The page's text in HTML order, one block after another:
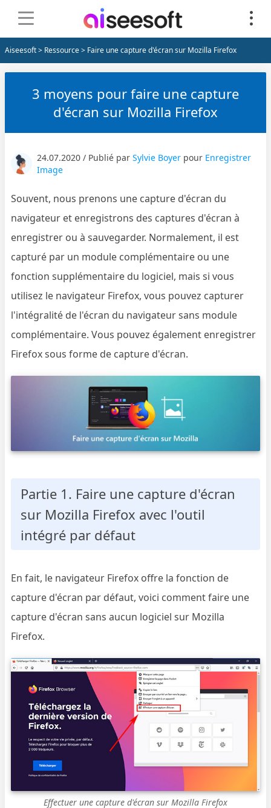
Aiseesoft> Ressource> Faire une capture d'écran sur Mozilla Firefox
3 moyens pour faire une capture
d'écran sur Mozilla Firefox
24.07.2020 / Publié parSylvie Boyer pour Enregistrer
Image
Souvent, nous prenons une capture d'écran du
navigateur et enregistrons des captures d'écran à
enregistrer ou à sauvegarder. Normalement, il est
capturé par un module complémentaire ou une
fonction supplémentaire du logiciel, mais si vous
utilisez le navigateur Firefox, vous pouvez capturer
l'intégralité de l'écran du navigateur sans module
complémentaire. Vous pouvez également enregistrer
Firefox sous forme de capture d'écran.
Partie 1. Faire une capture d'écran
sur Mozilla Firefox avec l'outil
intégré par défaut
En fait, le navigateur Firefox offre la fonction de
capture d'écran par défaut, voici comment faire une
capture d'écran sans aucun logiciel sur Mozilla
Firefox.
Effectuer une capture d'écran sur Mozilla Firefox